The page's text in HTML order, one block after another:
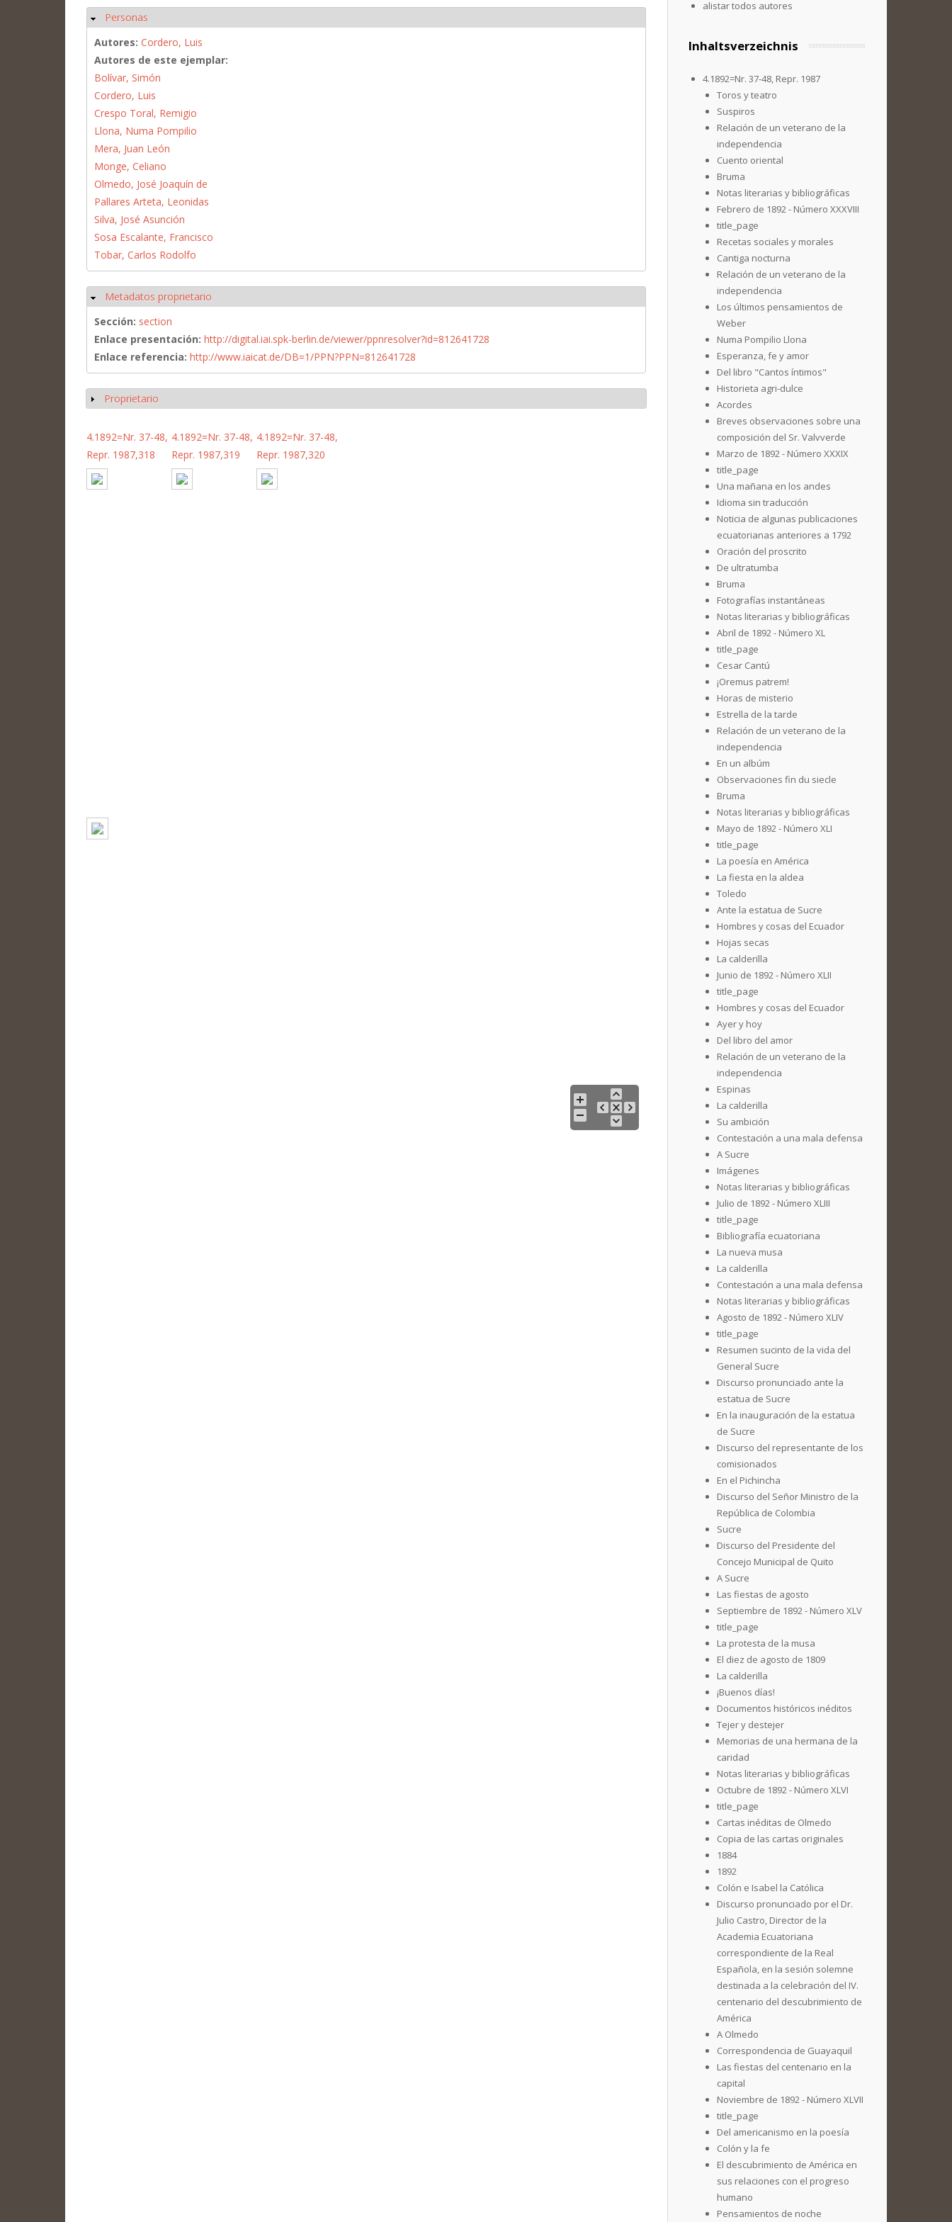
Ocultar
Personas
Autores: Cordero, Luis
Autores de este ejemplar:
Bolívar, Simón
Cordero, Luis
Crespo Toral, Remigio
Llona, Numa Pompilio
Mera, Juan León
Monge, Celiano
Olmedo, José Joaquín de
Pallares Arteta, Leonidas
Silva, José Asunción
Sosa Escalante, Francisco
Tobar, Carlos Rodolfo
Ocultar
Metadatos proprietario
Sección: section
Enlace presentación: http://digital.iai.spk-berlin.de/viewer/ppnresolver?id=812641728
Enlace referencia: http://www.iaicat.de/DB=1/PPN?PPN=812641728
Mostrar
Proprietario
4.1892=Nr. 37-48,
Repr. 1987,318
4.1892=Nr. 37-48,
Repr. 1987,319
4.1892=Nr. 37-48,
Repr. 1987,320
alistar todos autores
Inhaltsverzeichnis
4.1892=Nr. 37-48, Repr. 1987
Toros y teatro
Suspiros
Relación de un veterano de la
independencia
Cuento oriental
Bruma
Notas literarias y bibliográficas
Febrero de 1892 - Número XXXVIII
title_page
Recetas sociales y morales
Cantiga nocturna
Relación de un veterano de la
independencia
Los últimos pensamientos de
Weber
Numa Pompilio Llona
Esperanza, fe y amor
Del libro "Cantos íntimos"
Historieta agri-dulce
Acordes
Breves observaciones sobre una
composición del Sr. Valvverde
Marzo de 1892 - Número XXXIX
title_page
Una mañana en los andes
Idioma sin traducción
Noticia de algunas publicaciones
ecuatorianas anteriores a 1792
Oración del proscrito
De ultratumba
Bruma
Fotografías instantáneas
Notas literarias y bibliográficas
Abril de 1892 - Número XL
title_page
Cesar Cantú
¡Oremus patrem!
Horas de misterio
Estrella de la tarde
Relación de un veterano de la
independencia
En un albúm
Observaciones fin du siecle
Bruma
Notas literarias y bibliográficas
Mayo de 1892 - Número XLI
title_page
La poesía en América
La fiesta en la aldea
Toledo
Ante la estatua de Sucre
Hombres y cosas del Ecuador
Hojas secas
La calderilla
Junio de 1892 - Número XLII
title_page
Hombres y cosas del Ecuador
Ayer y hoy
Del libro del amor
Relación de un veterano de la
independencia
Espinas
La calderilla
Su ambición
Contestación a una mala defensa
A Sucre
Imágenes
Notas literarias y bibliográficas
Julio de 1892 - Número XLIII
title_page
Bibliografía ecuatoriana
La nueva musa
La calderilla
Contestación a una mala defensa
Notas literarias y bibliográficas
Agosto de 1892 - Número XLIV
title_page
Resumen sucinto de la vida del
General Sucre
Discurso pronunciado ante la
estatua de Sucre
En la inauguración de la estatua
de Sucre
Discurso del representante de los
comisionados
En el Pichincha
Discurso del Señor Ministro de la
República de Colombia
Sucre
Discurso del Presidente del
Concejo Municipal de Quito
A Sucre
Las fiestas de agosto
Septiembre de 1892 - Número XLV
title_page
La protesta de la musa
El diez de agosto de 1809
La calderilla
¡Buenos días!
Documentos históricos inéditos
Tejer y destejer
Memorias de una hermana de la
caridad
Notas literarias y bibliográficas
Octubre de 1892 - Número XLVI
title_page
Cartas inéditas de Olmedo
Copia de las cartas originales
1884
1892
Colón e Isabel la Católica
Discurso pronunciado por el Dr.
Julio Castro, Director de la
Academia Ecuatoriana
correspondiente de la Real
Española, en la sesión solemne
destinada a la celebración del IV.
centenario del descubrimiento de
América
A Olmedo
Correspondencia de Guayaquil
Las fiestas del centenario en la
capital
Noviembre de 1892 - Número XLVII
title_page
Del americanismo en la poesía
Colón y la fe
El descubrimiento de América en
sus relaciones con el progreso
humano
Pensamientos de noche